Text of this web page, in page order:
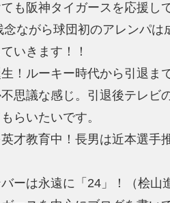
も阪神タイガースを応援し
念ながら球団初のアレンパは
いきます！！
！ルーキー時代から引退ま
思議な感じ。引退後テレビ
らいたいです。
才教育中！長男は近本選手
ーは永遠に「24」！（桧山